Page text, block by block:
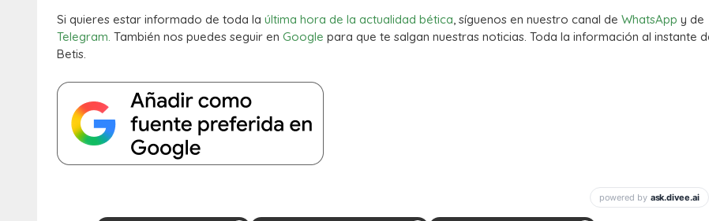
Si quieres estar informado de toda la última hora de la actualidad bética, síguenos en nuestro canal de WhatsApp y de
Telegram. También nos puedes seguir en Google para que te salgan nuestras noticias. Toda la información al instante
Betis.